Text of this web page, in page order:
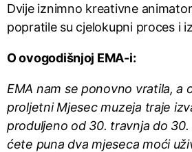
Dvije iznimno kreativne
popratile su cjelokupni proces i
O ovogodišnjoj EMA-i:
EMA nam se ponovno vratila, a
proljetni Mjesec muzeja traje
produljeno od 30. travnja do 30.
ćete puna dva mjeseca moći